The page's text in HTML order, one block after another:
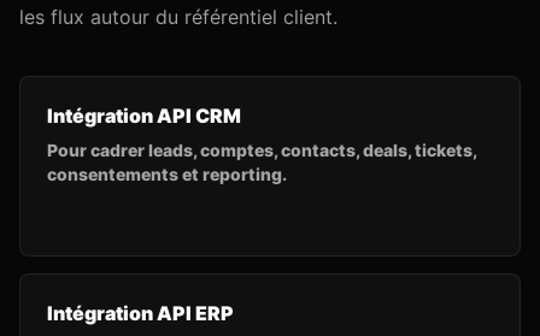
les flux autour du référentiel client.
Intégration API CRM
Pour cadrer leads, comptes, contacts, deals, tickets,
consentements et reporting.
Intégration API ERP